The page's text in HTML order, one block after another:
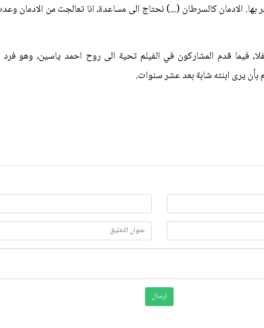
الادمان كالسرطان (...) نحتاج الى مساعدة، انا تعالجت من الادمان
فيما قدم المشاركون في الفيلم تحية الى روح احمد ياسين، وهو
بأن يرى ابنته شابة بعد عشر سنوات.